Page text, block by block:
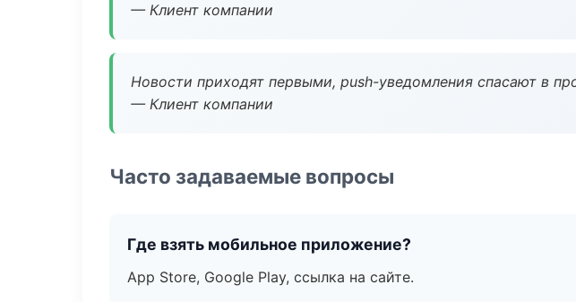
— Клиент компании
Новости приходят первыми, push-уведомления спасают в
— Клиент компании
Часто задаваемые вопросы
Где взять мобильное приложение?
App Store, Google Play, ссылка на сайте.